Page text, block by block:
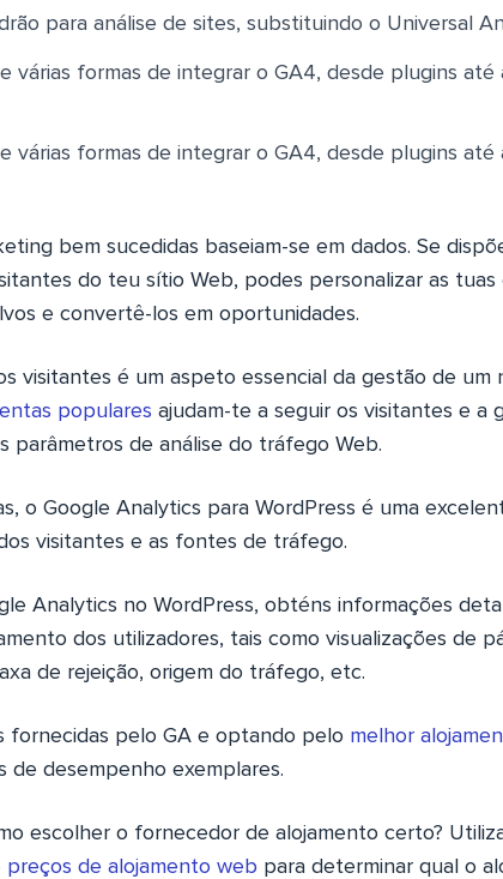
para análise de sites, substituindo o Universal
várias formas de integrar o GA4, desde plugins até
várias formas de integrar o GA4, desde plugins até
bem sucedidas baseiam-se em dados. Se
do teu sítio Web, podes personalizar as tuas
e convertê-los em oportunidades.
visitantes é um aspeto essencial da gestão de um
populares ajudam-te a seguir os visitantes e a
parâmetros de análise do tráfego Web.
o Google Analytics para WordPress é uma
visitantes e as fontes de tráfego.
Analytics no WordPress, obténs informações
dos utilizadores, tais como visualizações de
de rejeição, origem do tráfego, etc.
fornecidas pelo GA e optando pelo melhor
de desempenho exemplares.
escolher o fornecedor de alojamento certo?
de alojamento web para determinar qual o